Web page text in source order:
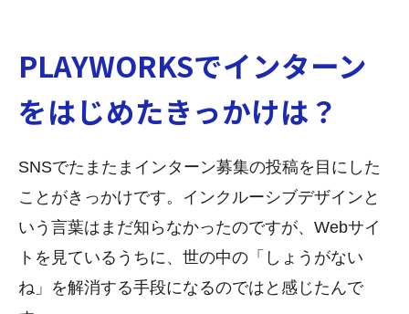
PLAYWORKSでインターン
をはじめたきっかけは？
SNSでたまたまインターン募集の投稿を目にした
ことがきっかけです。インクルーシブデザインと
いう言葉はまだ知らなかったのですが、Webサイ
トを見ているうちに、世の中の「しょうがない
ね」を解消する手段になるのではと感じたんで